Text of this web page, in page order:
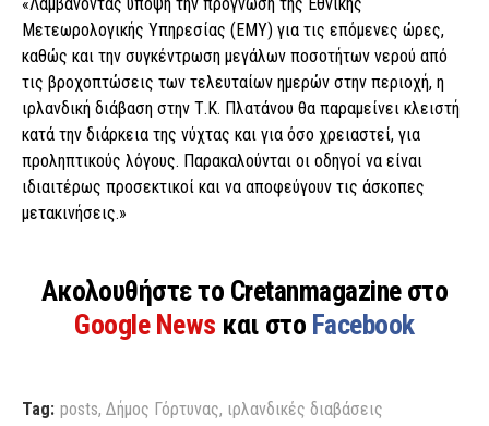
Μετεωρολογικής Υπηρεσίας (ΕΜΥ) για τις επόμενες ώρες,
καθώς και την συγκέντρωση μεγάλων ποσοτήτων νερού από
τις βροχοπτώσεις των τελευταίων ημερών στην περιοχή, η
ιρλανδική διάβαση στην Τ.Κ. Πλατάνου θα παραμείνει κλειστή
κατά την διάρκεια της νύχτας και για όσο χρειαστεί, για
προληπτικούς λόγους. Παρακαλούνται οι οδηγοί να είναι
ιδιαιτέρως προσεκτικοί και να αποφεύγουν τις άσκοπες
μετακινήσεις.»
Ακολουθήστε το Cretanmagazine στο
Google News και στο Facebook
Tag: posts, Δήμος Γόρτυνας, ιρλανδικές διαβάσεις